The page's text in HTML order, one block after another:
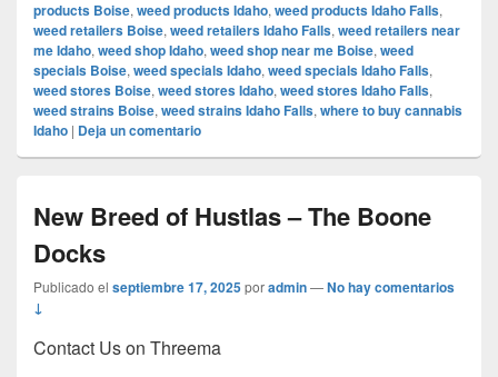
products Boise, weed products Idaho, weed products Idaho Falls,
weed retailers Boise, weed retailers Idaho Falls, weed retailers near
me Idaho, weed shop Idaho, weed shop near me Boise, weed
specials Boise, weed specials Idaho, weed specials Idaho Falls,
weed stores Boise, weed stores Idaho, weed stores Idaho Falls,
weed strains Boise, weed strains Idaho Falls, where to buy cannabis
Idaho | Deja un comentario
New Breed of Hustlas – The Boone
Docks
Publicado el septiembre 17, 2025poradmin—No hay comentarios
↓
Contact Us on Threema